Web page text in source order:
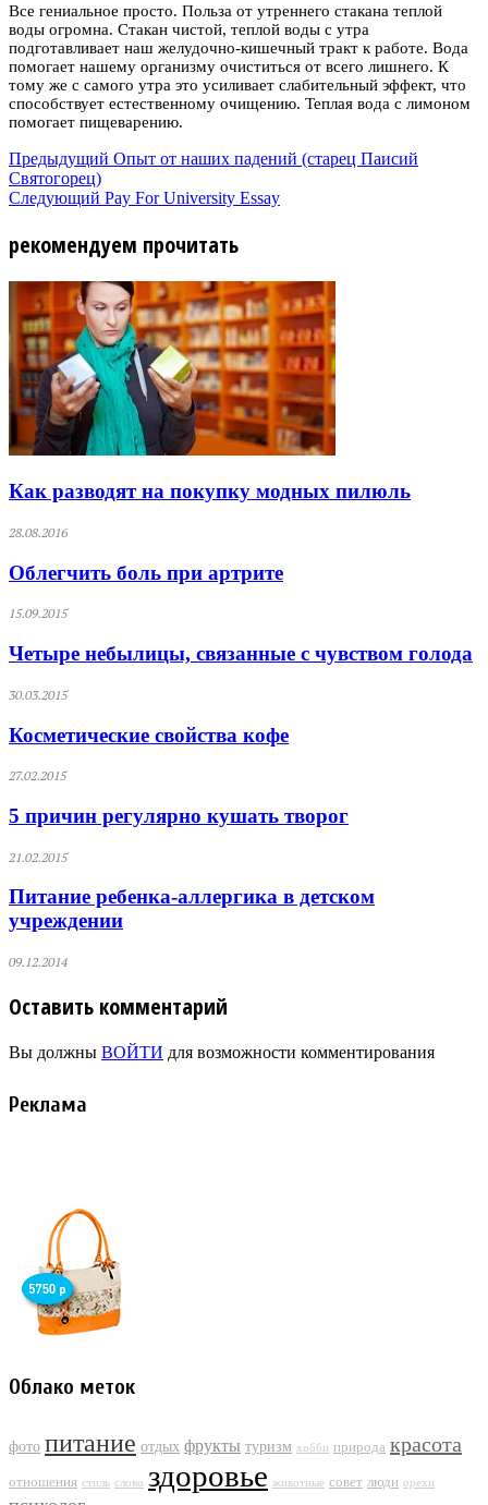
Все гениальное просто. Польза от утреннего стакана теплой
воды огромна. Стакан чистой, теплой воды с утра
подготавливает наш желудочно-кишечный тракт к работе. Вода
помогает нашему организму очиститься от всего лишнего. К
тому же с самого утра это усиливает слабительный эффект, что
способствует естественному очищению. Теплая вода с лимоном
помогает пищеварению.
Предыдущий Опыт от наших падений (старец Паисий
Святогорец)
Следующий Pay For University Essay
рекомендуем прочитать
Как разводят на покупку модных пилюль
28.08.2016
Облегчить боль при артрите
15.09.2015
Четыре небылицы, связанные с чувством голода
30.03.2015
Косметические свойства кофе
27.02.2015
5 причин регулярно кушать творог
21.02.2015
Питание ребенка-аллергика в детском
учреждении
09.12.2014
Оставить комментарий
Вы должны ВОЙТИ для возможности комментирования
Реклама
Облако меток
фото питание отдых фрукты туризм хобби природа красота
отношения стиль слово здоровье животные совет люди орехи